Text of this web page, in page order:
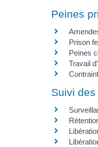
Peines
Prison
Peines
Travail
Suivi